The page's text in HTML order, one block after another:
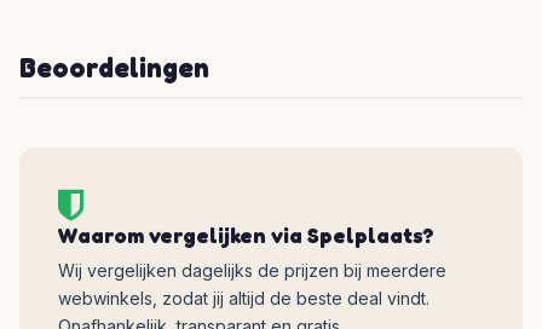
Beoordelingen
Waarom vergelijken via Spelplaats?
Wij vergelijken dagelijks de prijzen bij meerdere
webwinkels, zodat jij altijd de beste deal vindt.